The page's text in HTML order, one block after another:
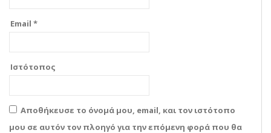
Email *
Ιστότοπος
Αποθήκευσε το όνομά μου, email, και τον ιστότοπο
μου σε αυτόν τον πλοηγό για την επόμενη φορά που θα